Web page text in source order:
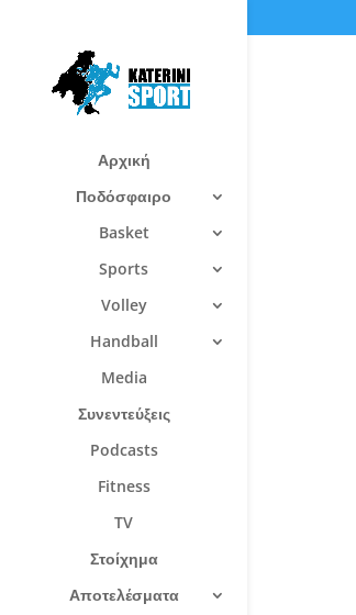
Αρχική
Ποδόσφαιρο
Basket
Sports
Volley
Handball
Media
Συνεντεύξεις
Podcasts
Fitness
TV
Στοίχημα
Αποτελέσματα